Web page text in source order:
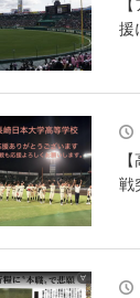
援
戦